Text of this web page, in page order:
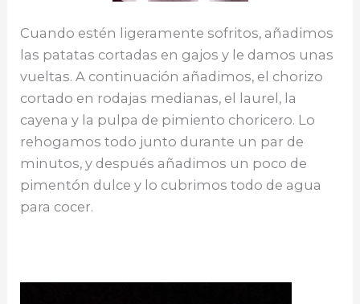
Cuando estén ligeramente sofritos, añadimos
las patatas cortadas en gajos y le damos unas
vueltas. A continuación añadimos, el chorizo
cortado en rodajas medianas, el laurel, la
cayena y la pulpa de pimiento choricero. Lo
rehogamos todo junto durante un par de
minutos, y después añadimos un poco de
pimentón dulce y lo cubrimos todo de agua
para cocer.